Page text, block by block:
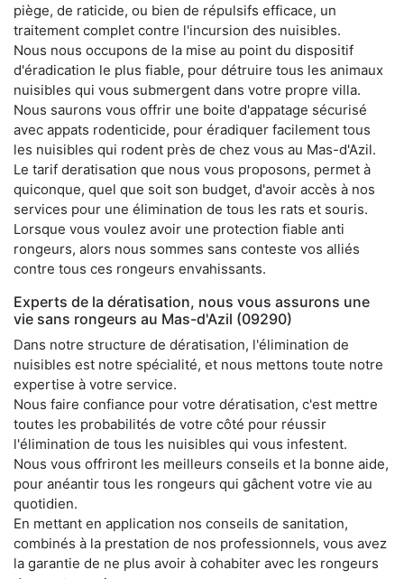
piège, de raticide, ou bien de répulsifs efficace, un
traitement complet contre l'incursion des nuisibles.
Nous nous occupons de la mise au point du dispositif
d'éradication le plus fiable, pour détruire tous les animaux
nuisibles qui vous submergent dans votre propre villa.
Nous saurons vous offrir une boite d'appatage sécurisé
avec appats rodenticide, pour éradiquer facilement tous
les nuisibles qui rodent près de chez vous au Mas-d'Azil.
Le tarif deratisation que nous vous proposons, permet à
quiconque, quel que soit son budget, d'avoir accès à nos
services pour une élimination de tous les rats et souris.
Lorsque vous voulez avoir une protection fiable anti
rongeurs, alors nous sommes sans conteste vos alliés
contre tous ces rongeurs envahissants.
Experts de la dératisation, nous vous assurons une
vie sans rongeurs au Mas-d'Azil (09290)
Dans notre structure de dératisation, l'élimination de
nuisibles est notre spécialité, et nous mettons toute notre
expertise à votre service.
Nous faire confiance pour votre dératisation, c'est mettre
toutes les probabilités de votre côté pour réussir
l'élimination de tous les nuisibles qui vous infestent.
Nous vous offriront les meilleurs conseils et la bonne aide,
pour anéantir tous les rongeurs qui gâchent votre vie au
quotidien.
En mettant en application nos conseils de sanitation,
combinés à la prestation de nos professionnels, vous avez
la garantie de ne plus avoir à cohabiter avec les rongeurs